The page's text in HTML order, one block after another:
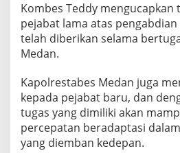
Kombes Teddy mengucapkan
pejabat lama atas
telah diberikan selama
Medan.
Kapolrestabes Medan juga
kepada pejabat baru, dan
tugas yang dimiliki akan
percepatan beradaptasi
yang diemban kedepan.